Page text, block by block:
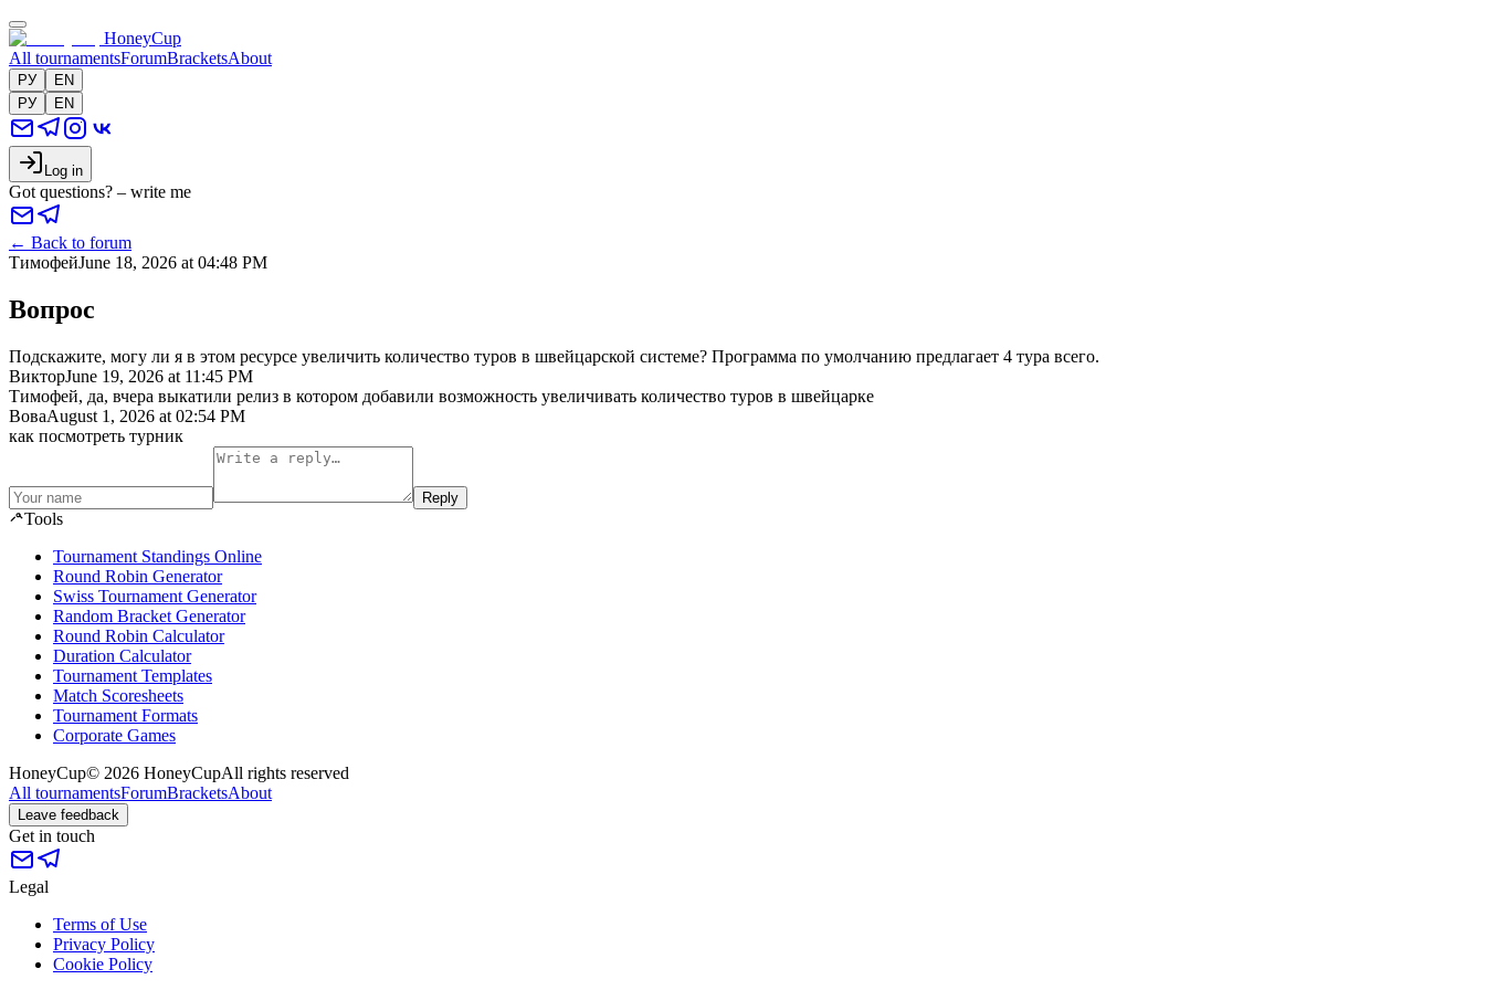
HoneyCup
All tournamentsForumBracketsAbout
РУ
EN
РУ
EN
Log in
Got questions? – write me
← Back to forum
ТимофейJune 18, 2026 at 04:48 PM
Вопрос
Подскажите, могу ли я в этом ресурсе увеличить количество туров в швейцарской системе? Программа по умолчанию предлагает 4 тура всего.
ВикторJune 19, 2026 at 11:45 PM
Тимофей, да, вчера выкатили релиз в котором добавили возможность увеличивать количество туров в швейцарке
ВоваAugust 1, 2026 at 02:54 PM
как посмотреть турник
Reply
Tools
Tournament Standings Online
Round Robin Generator
Swiss Tournament Generator
Random Bracket Generator
Round Robin Calculator
Duration Calculator
Tournament Templates
Match Scoresheets
Tournament Formats
Corporate Games
HoneyCup© 2026 HoneyCupAll rights reserved
All tournamentsForumBracketsAbout
Leave feedback
Get in touch
Legal
Terms of Use
Privacy Policy
Cookie Policy